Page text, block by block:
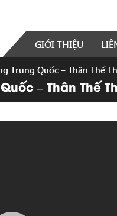
GIỚI THIỆU
Trung Quốc – Thân Thế
– Thân Thế